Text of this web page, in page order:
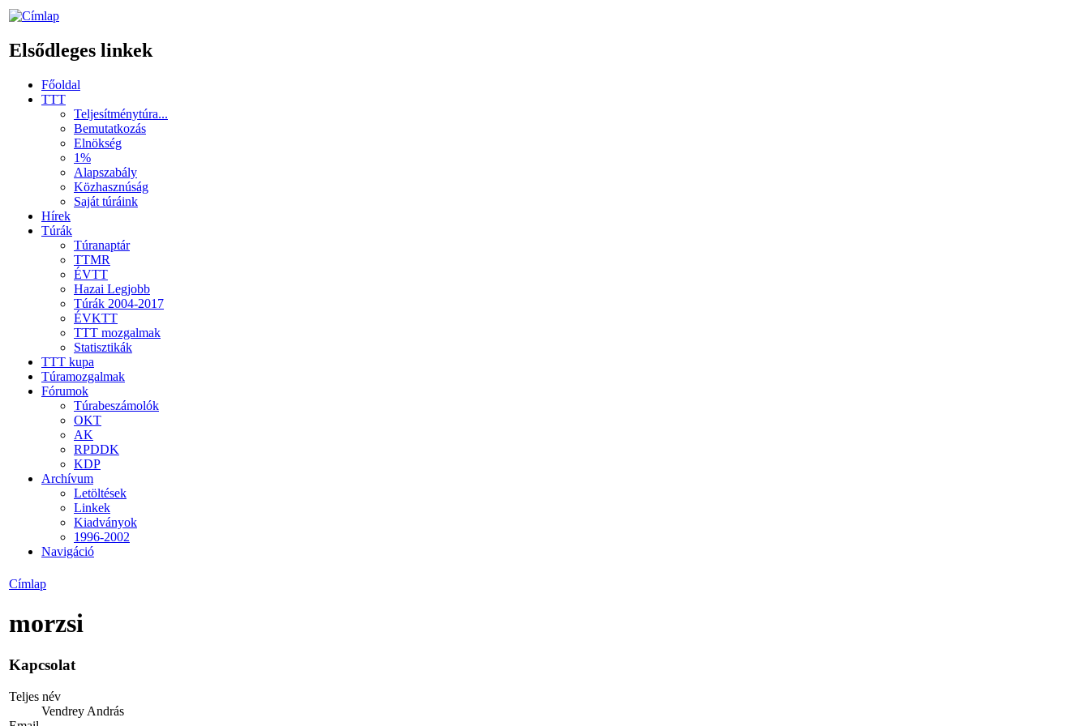
Elsődleges linkek
Főoldal
TTT
Teljesítménytúra...
Bemutatkozás
Elnökség
1%
Alapszabály
Közhasznúság
Saját túráink
Hírek
Túrák
Túranaptár
TTMR
ÉVTT
Hazai Legjobb
Túrák 2004-2017
ÉVKTT
TTT mozgalmak
Statisztikák
TTT kupa
Túramozgalmak
Fórumok
Túrabeszámolók
OKT
AK
RPDDK
KDP
Archívum
Letöltések
Linkek
Kiadványok
1996-2002
Navigáció
Címlap
morzsi
Kapcsolat
Teljes név
Vendrey András